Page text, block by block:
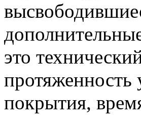
это
протяженность
покрытия,